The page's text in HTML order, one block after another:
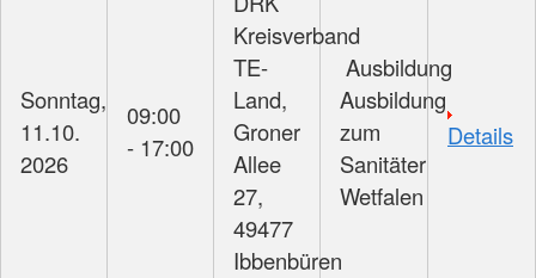
Sonntag,
11.10.
2026
09:00
- 17:00
Kreisverband
TE-
Land,
Groner
Allee
27,
49477
Ibbenbüren
Ausbildung
Ausbildung
zum
Sanitäter
Wetfalen
Details